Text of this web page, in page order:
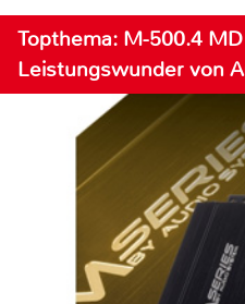
Topthema: M-500.4
Leistungswunder von